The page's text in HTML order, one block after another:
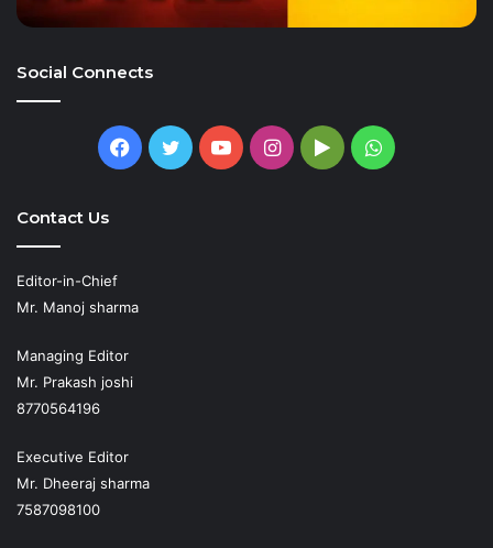
Social Connects
Facebook
TwitterYouTubeInstagram
GoogleWhatsApp
Contact Us
Editor-in-Chief
Mr. Manoj sharma
Managing Editor
Mr. Prakash joshi
8770564196
Executive Editor
Mr. Dheeraj sharma
7587098100